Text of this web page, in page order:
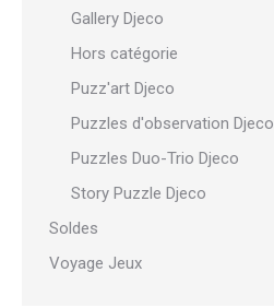
Gallery Djeco
Hors catégorie
Puzz'art Djeco
Puzzles d'observation Djeco
Puzzles Duo-Trio Djeco
Story Puzzle Djeco
Soldes
Voyage Jeux